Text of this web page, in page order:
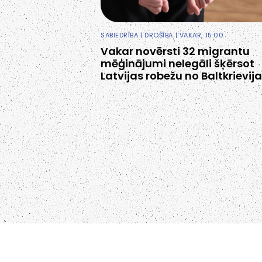
SABIEDRĪBA|DROŠĪBA | VAKAR, 15:00
Vakar novērsti 32 migrantu
mēģinājumi nelegāli šķērsot
Latvijas robežu no